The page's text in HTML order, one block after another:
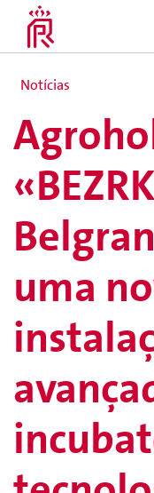
Notícias
uma